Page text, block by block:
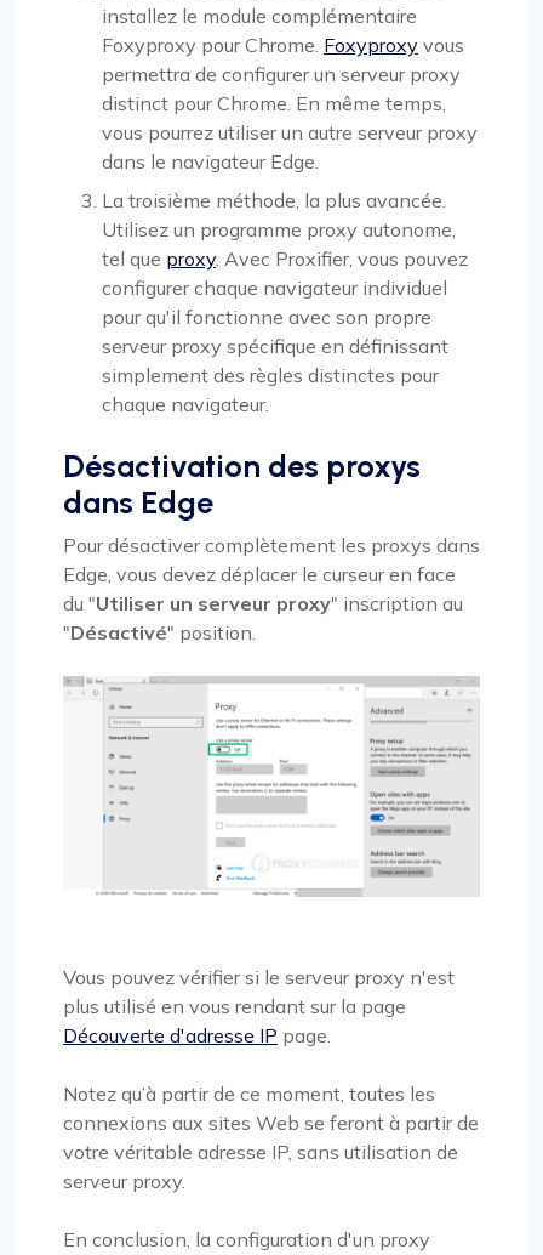
installez le module complémentaire
Foxyproxy pour Chrome. Foxyproxy vous
permettra de configurer un serveur proxy
distinct pour Chrome. En même temps,
vous pourrez utiliser un autre serveur proxy
dans le navigateur Edge.
La troisième méthode, la plus avancée.
Utilisez un programme proxy autonome,
tel que proxy. Avec Proxifier, vous pouvez
configurer chaque navigateur individuel
pour qu'il fonctionne avec son propre
serveur proxy spécifique en définissant
simplement des règles distinctes pour
chaque navigateur.
Désactivation des proxys
dans Edge
Pour désactiver complètement les proxys dans
Edge, vous devez déplacer le curseur en face
du "Utiliser un serveur proxy" inscription au
"Désactivé" position.
Vous pouvez vérifier si le serveur proxy n'est
plus utilisé en vous rendant sur la page
Découverte d'adresse IP page.
Notez qu’à partir de ce moment, toutes les
connexions aux sites Web se feront à partir de
votre véritable adresse IP, sans utilisation de
serveur proxy.
En conclusion, la configuration d'un proxy